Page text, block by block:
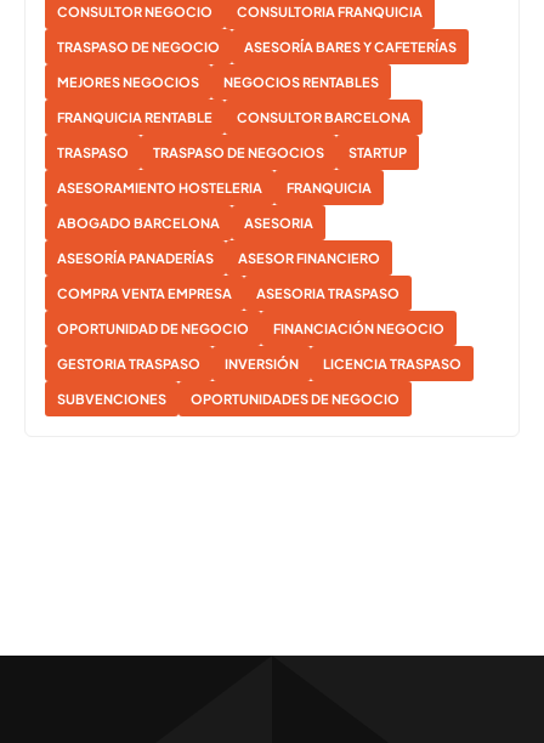
CONSULTOR NEGOCIO CONSULTORIA FRANQUICIA
TRASPASO DE NEGOCIO ASESORÍA BARES Y CAFETERÍAS
MEJORES NEGOCIOS NEGOCIOS RENTABLES
FRANQUICIA RENTABLE CONSULTOR BARCELONA
TRASPASO TRASPASO DE NEGOCIOS STARTUP
ASESORAMIENTO HOSTELERIA FRANQUICIA
ABOGADO BARCELONA ASESORIA
ASESORÍA PANADERÍAS ASESOR FINANCIERO
COMPRA VENTA EMPRESA ASESORIA TRASPASO
OPORTUNIDAD DE NEGOCIO FINANCIACIÓN NEGOCIO
GESTORIA TRASPASO INVERSIÓN LICENCIA TRASPASO
SUBVENCIONES OPORTUNIDADES DE NEGOCIO